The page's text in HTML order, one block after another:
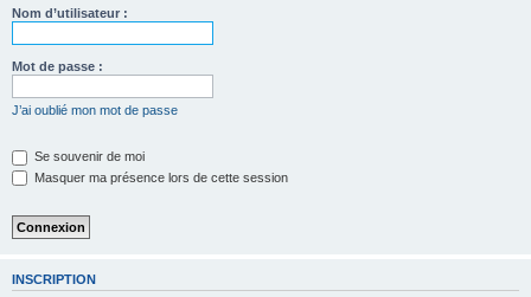
Nom d’utilisateur :
Mot de passe :
J’ai oublié mon mot de passe
Se souvenir de moi
Masquer ma présence lors de cette session
INSCRIPTION